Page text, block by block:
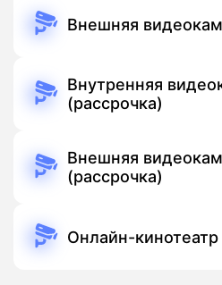
Подписка
Внешняя
ПодпискаВнутренняя
(рассрочка)
ПодпискаВнешняя
(рассрочка)
Подписка
Онлайн-